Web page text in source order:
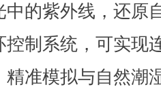
中的紫外线，还原
控制系统，可实现
精准模拟与自然潮